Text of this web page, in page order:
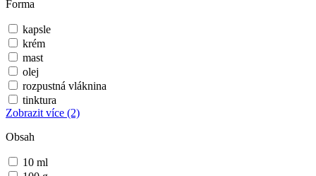
Forma
kapsle
krém
mast
olej
rozpustná vláknina
tinktura
Zobrazit více (2)
Obsah
10 ml